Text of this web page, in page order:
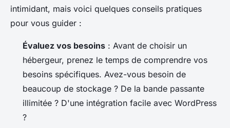
intimidant, mais voici quelques conseils pratiques
pour vous guider :
Évaluez vos besoins : Avant de choisir un
hébergeur, prenez le temps de comprendre vos
besoins spécifiques. Avez-vous besoin de
beaucoup de stockage ? De la bande passante
illimitée ? D'une intégration facile avec WordPress
?